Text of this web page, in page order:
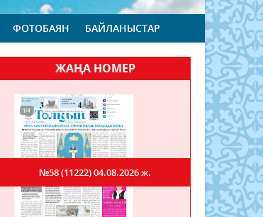
ФОТОБАЯН БАЙЛАНЫСТАР
ЖАҢА НОМЕР
№58 (11222)04.08.2026 ж.